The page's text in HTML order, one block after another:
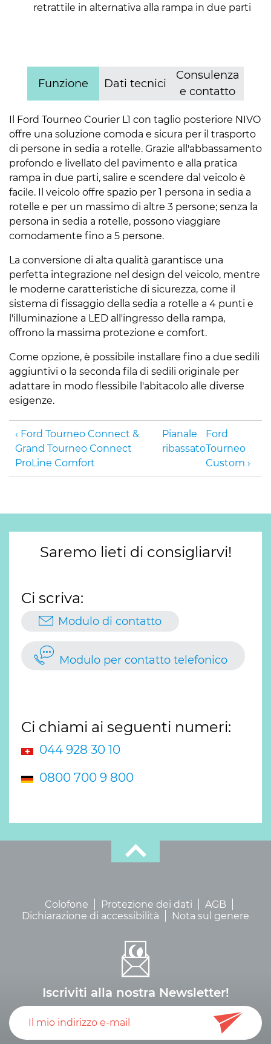
retrattile in alternativa alla rampa in due parti
Funzione Dati tecnici
Consulenza
e contatto
Il Ford Tourneo Courier L1 con taglio posteriore NIVO
offre una soluzione comoda e sicura per il trasporto
di persone in sedia a rotelle. Grazie all'abbassamento
profondo e livellato del pavimento e alla pratica
rampa in due parti, salire e scendere dal veicolo è
facile. Il veicolo offre spazio per 1 persona in sedia a
rotelle e per un massimo di altre 3 persone; senza la
persona in sedia a rotelle, possono viaggiare
comodamente fino a 5 persone.
La conversione di alta qualità garantisce una
perfetta integrazione nel design del veicolo, mentre
le moderne caratteristiche di sicurezza, come il
sistema di fissaggio della sedia a rotelle a 4 punti e
l'illuminazione a LED all'ingresso della rampa,
offrono la massima protezione e comfort.
Come opzione, è possibile installare fino a due sedili
aggiuntivi o la seconda fila di sedili originale per
adattare in modo flessibile l'abitacolo alle diverse
esigenze.
Ford Tourneo Connect &
Grand Tourneo Connect
ProLine Comfort
Pianale
ribassato
Ford
Tourneo
Custom
Saremo lieti di consigliarvi!
Ci scriva:
Modulo di contatto
Modulo per contatto telefonico
Ci chiami ai seguenti numeri:
044 928 30 10
0800 700 9 800
Colofone Protezione dei dati
AGB
Dichiarazione di accessibilità
Nota sul genere
Iscriviti alla nostra Newsletter!